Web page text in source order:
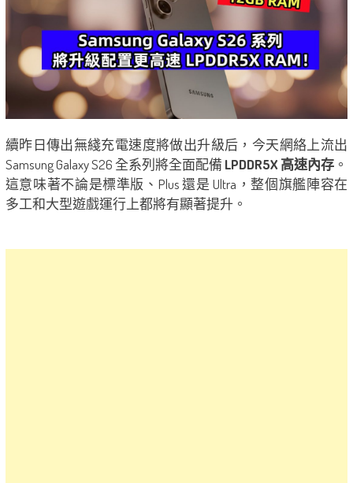
續昨日傳出無綫充電速度將做出升級后，今天網絡上流出
Samsung Galaxy S26 全系列將全面配備 LPDDR5X 高速內存 。
這意味著不論是標準版、Plus 還是 Ultra，整個旗艦陣容在
多工和大型遊戲運行上都將有顯著提升。